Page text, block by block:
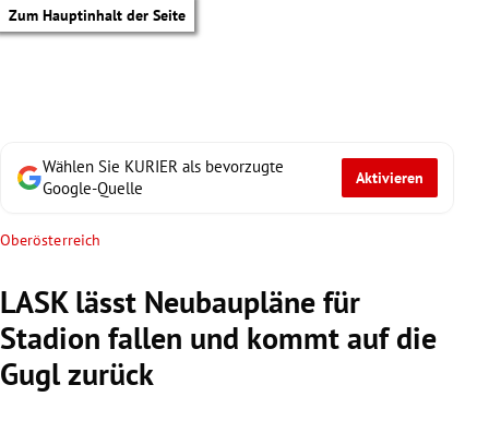
Zum Hauptinhalt der Seite
Wählen Sie KURIER als bevorzugte
Google-Quelle
Aktivieren
Oberösterreich
LASK lässt Neubaupläne für
Stadion fallen und kommt auf die
Gugl zurück